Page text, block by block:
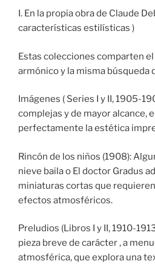
I. En la propia obra de Claude
características estilísticas )
Estas colecciones comparten
armónico y la misma búsqueda
Imágenes ( Series I y II, 1905-
complejas y de mayor alcance,
perfectamente la estética
Rincón de los niños (1908):
nieve baila o El doctor Gradus
miniaturas cortas que
efectos atmosféricos.
Preludios (Libros I y II, 1910-
pieza breve de carácter , a
atmosférica, que explora una